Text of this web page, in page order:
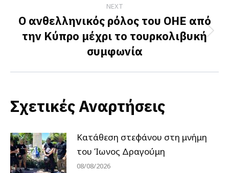
NEXT
Next
post:
Ο ανθελληνικός ρόλος του ΟΗΕ από
την Κύπρο μέχρι το τουρκολιβυκή
συμφωνία
Σχετικές Αναρτήσεις
Κατάθεση στεφάνου στη μνήμη
του Ίωνος Δραγούμη
08/08/2026